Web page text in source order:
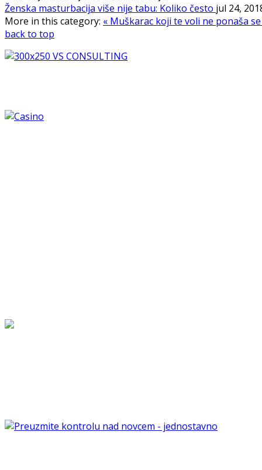
Ženska masturbacija više nije tabu: Koliko često jul 24,
More in this category: « Muškarac koji te voli ne ponaša
back to top